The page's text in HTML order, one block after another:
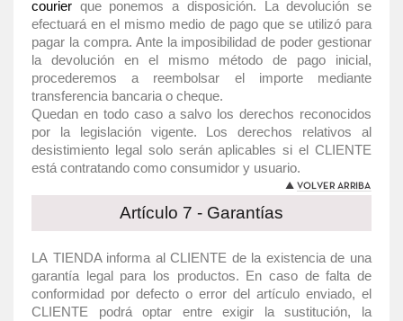
courier que ponemos a disposición. La devolución se
efectuará en el mismo medio de pago que se utilizó para
pagar la compra. Ante la imposibilidad de poder gestionar
la devolución en el mismo método de pago inicial,
procederemos a reembolsar el importe mediante
transferencia bancaria o cheque.
Quedan en todo caso a salvo los derechos reconocidos
por la legislación vigente. Los derechos relativos al
desistimiento legal solo serán aplicables si el CLIENTE
está contratando como consumidor y usuario.
Artículo 7 - Garantías
LA TIENDA informa al CLIENTE de la existencia de una
garantía legal para los productos. En caso de falta de
conformidad por defecto o error del artículo enviado, el
CLIENTE podrá optar entre exigir la sustitución, la